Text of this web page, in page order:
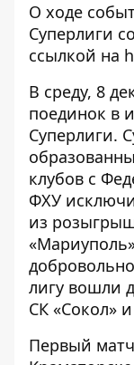
О ходе
Суперлиги
ссылкой на
В среду, 8
поединок в
Суперлиги.
клубов с
ФХУ
из
лигу вошли
СК «Сокол»
Первый